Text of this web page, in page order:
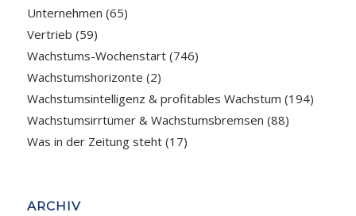
Unternehmen (65)
Vertrieb (59)
Wachstums-Wochenstart(746)
Wachstumshorizonte (2)
Wachstumsintelligenz & profitables Wachstum (194)
Wachstumsirrtümer & Wachstumsbremsen (88)
Was in der Zeitung steht(17)
ARCHIV